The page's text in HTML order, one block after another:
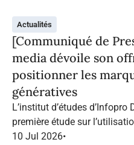
Actualités
[Communiqué de
media dévoile son
positionner les
génératives
L’institut d’études
première étude sur
dans le marketing B2B.
10 Jul 2026•